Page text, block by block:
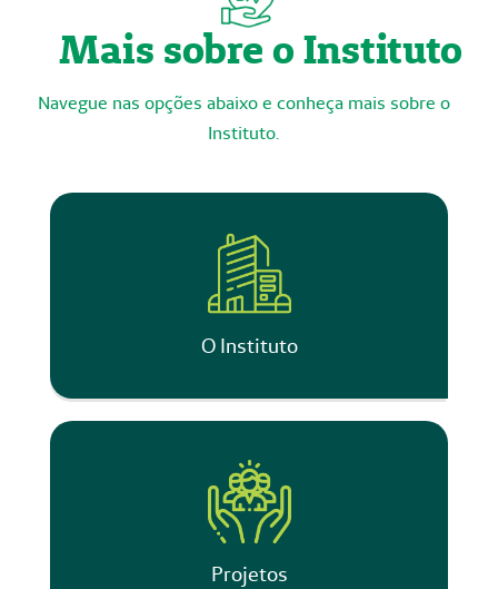
Mais sobre o Instituto
Navegue nas opções abaixo e conheça mais sobre o
Instituto.
O Instituto
Projetos